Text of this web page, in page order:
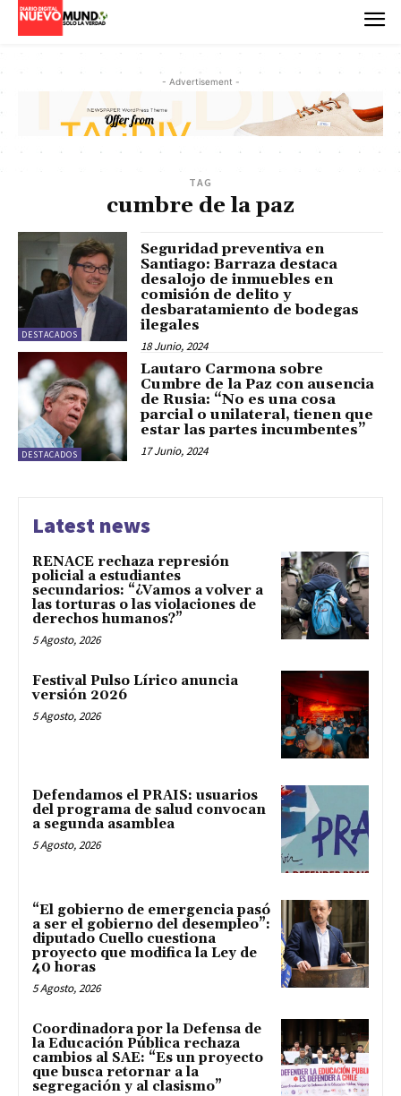
- Advertisement -
TAG
cumbre de la paz
DESTACADOS
Seguridad preventiva en
Santiago: Barraza destaca
desalojo de inmuebles en
comisión de delito y
desbaratamiento de bodegas
ilegales
18 Junio, 2024
DESTACADOS
Lautaro Carmona sobre
Cumbre de la Paz con ausencia
de Rusia: “No es una cosa
parcial o unilateral, tienen que
estar las partes incumbentes”
17 Junio, 2024
Latest news
RENACE rechaza represión
policial a estudiantes
secundarios: “¿Vamos a volver a
las torturas o las violaciones de
derechos humanos?”
5 Agosto, 2026
Festival Pulso Lírico anuncia
versión 2026
5 Agosto, 2026
Defendamos el PRAIS: usuarios
del programa de salud convocan
a segunda asamblea
5 Agosto, 2026
“El gobierno de emergencia pasó
a ser el gobierno del desempleo”:
diputado Cuello cuestiona
proyecto que modifica la Ley de
40 horas
5 Agosto, 2026
Coordinadora por la Defensa de
la Educación Pública rechaza
cambios al SAE: “Es un proyecto
que busca retornar a la
segregación y al clasismo”